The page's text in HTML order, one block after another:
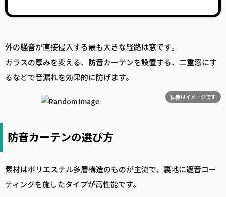
外の騒音が直接侵入する最も大きな経路は窓です。
ガラスの厚みを変える、 防音カーテンを設置する、二重窓にす
るなどで音漏れを効果的に防げます。
画像はイメージです
防音カーテンの選び方
素材はポリエステル多層構造のものが主流で、裏地に遮音コー
ティングを施したタイプが高性能です。